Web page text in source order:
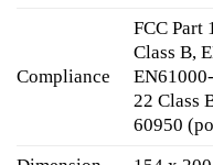
Compliance
FCC Part
Class B,
22 Class
60950